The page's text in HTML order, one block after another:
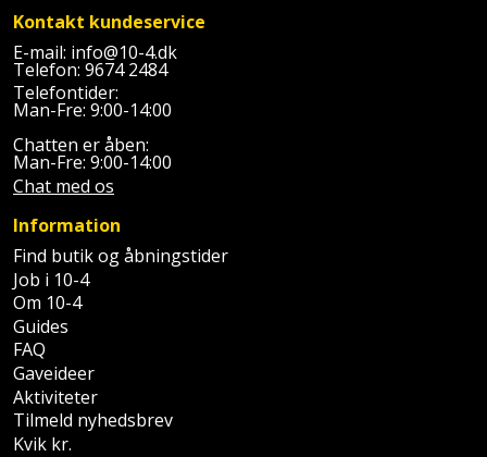
Terrasseopklodsning
Tråd
til
byggeri
Træ
Vinduer
WinWin
plader
snor
Renseservietter
og
Sækkelukker
Saks
Sav
Savbuk
Savklinge
Skraber
Kap-
og
geringssav
Kerneboremaskine
Klammepistol
Klippeværktøj
Kombokit
Kompressor
Lader
Ligesliber
fritid
Jul
Klæbesøm
Køkkenudstyr
Leg
Lommelygte
Merchandise
Mobiltilbehør
Kontakt kundeservice
E-mail: info@10-4.dk
Telefon: 9674 2484
Telefontider:
Man-Fre: 9:00-14:00
Chatten er åben:
Man-Fre: 9:00-14:00
Chat med os
Information
Find butik og åbningstider
Job i 10-4
Om 10-4
Guides
FAQ
Gaveideer
Aktiviteter
Tilmeld nyhedsbrev
Kvik kr.